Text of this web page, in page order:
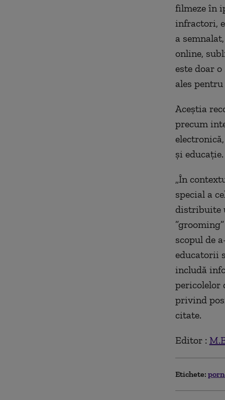
filmeze în
infractori,
a
online,
este doar
ales
Aceştia
precum
şi educaţie.
„În
special a
distribuite
scopul de
educatorii
includă
pericolelor
privind
citate.
Editor :
Etichete: